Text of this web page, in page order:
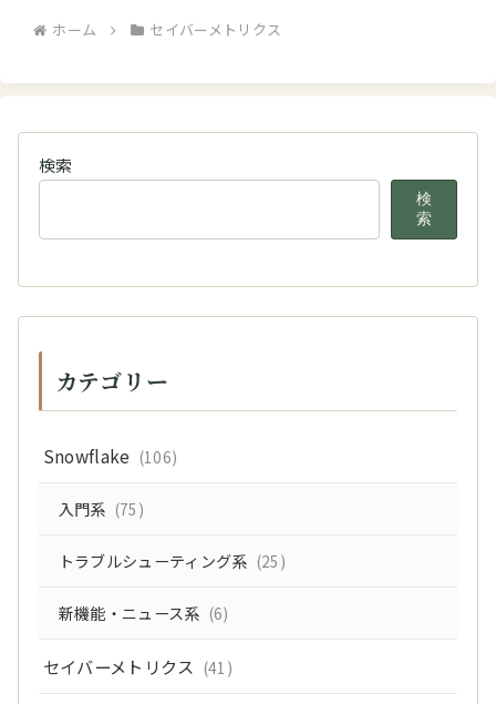
ホーム セイバーメトリクス
検索
検
索
カテゴリー
Snowflake (106)
入門系 (75)
トラブルシューティング系 (25)
新機能・ニュース系 (6)
セイバーメトリクス (41)